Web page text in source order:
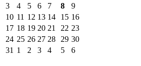
3
4 5 6 7 8
9
10 11 12 13 14 15 16
17 18 19 20 21 22 23
24 25 26 27 28 29 30
31 1 2 3 4 5 6